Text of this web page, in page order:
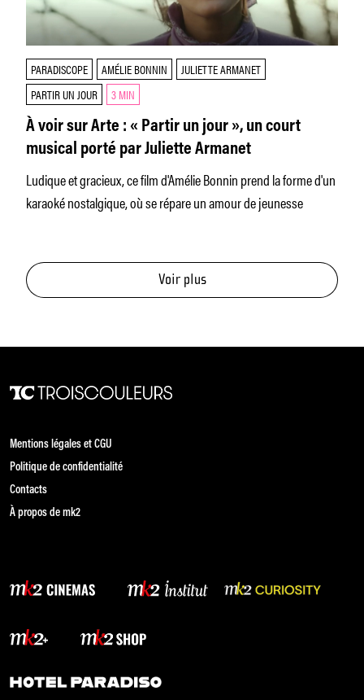
PARADISCOPE AMÉLIE BONNIN
JULIETTE ARMANET
PARTIR UN JOUR
3 MIN
À voir sur Arte : « Partir un jour », un court
musical porté par Juliette Armanet
Ludique et gracieux, ce film d'Amélie Bonnin prend la forme d'un
karaoké nostalgique, où se répare un amour de jeunesse
Voir plus
Mentions légales et CGU
Politique de confidentialité
Contacts
À propos de mk2